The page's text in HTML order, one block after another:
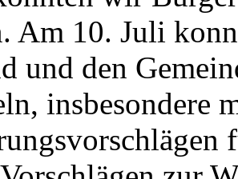
Am 10. Juli
und den
insbesondere